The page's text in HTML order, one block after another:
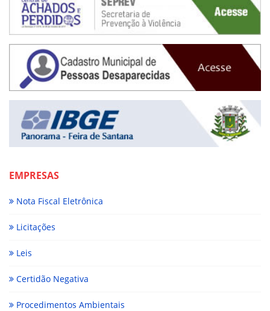
EMPRESAS
Nota Fiscal Eletrônica
Licitações
Leis
Certidão Negativa
Procedimentos Ambientais